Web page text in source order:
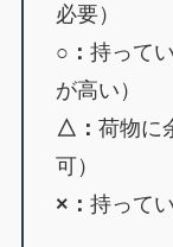
必要）
○： 持って
が高い）
△： 荷物に
可）
×： 持って